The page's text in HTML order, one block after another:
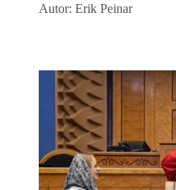
Autor: Erik Peinar